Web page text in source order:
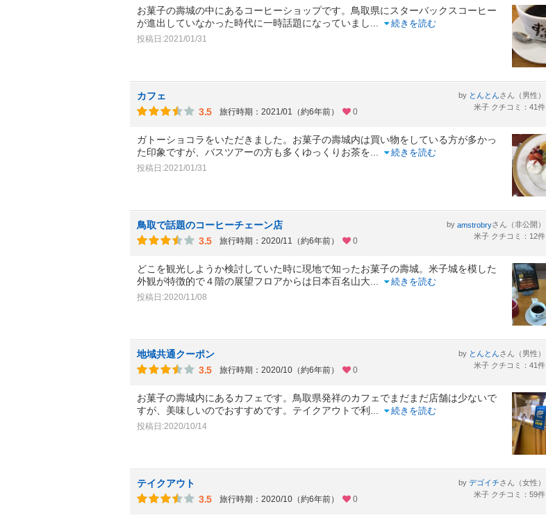
お菓子の壽城の中にあるコーヒーショップです。鳥取県にスターバックスコーヒー
が進出していなかった時代に一時話題になっていまし
続きを読む
投稿日:2021/01/31
カフェ
3.5
旅行時期：2021/01（約6年前） 0
by とんとんさん（男性）
米子 クチコミ：41件
ガトーショコラをいただきました。お菓子の壽城内は買い物をしている方が多かっ
た印象ですが、バスツアーの方も多くゆっくりお茶を
続きを読む
投稿日:2021/01/31
鳥取で話題のコーヒーチェーン店
3.5
旅行時期：2020/11（約6年前） 0
by amstrobryさん（非公開）
米子 クチコミ：12件
どこを観光しようか検討していた時に現地で知ったお菓子の壽城。米子城を模した
外観が特徴的で４階の展望フロアからは日本百名山大
続きを読む
投稿日:2020/11/08
地域共通クーポン
3.5
旅行時期：2020/10（約6年前） 0
by とんとんさん（男性）
米子 クチコミ：41件
お菓子の壽城内にあるカフェです。鳥取県発祥のカフェでまだまだ店舗は少ないで
すが、美味しいのでおすすめです。テイクアウトで利
続きを読む
投稿日:2020/10/14
テイクアウト
3.5
旅行時期：2020/10（約6年前） 0
by デゴイチさん（女性）
米子 クチコミ：59件